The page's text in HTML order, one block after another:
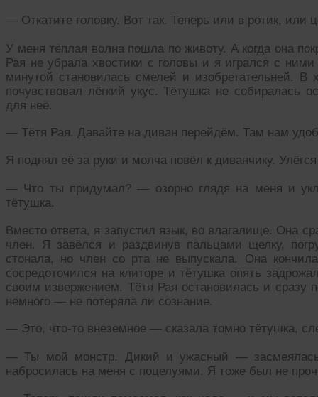
— Откатите головку. Вот так. Теперь или в ротик, или
У меня тёплая волна пошла по животу. А когда она
Рая не убрала хвостики с головы и я игрался с
минутой становилась смелей и изобретательней.
почувствовал лёгкий укус. Тётушка не собиралась
для неё.
— Тётя Рая. Давайте на диван перейдём. Там нам
Я поднял её за руки и молча повёл к диванчику.
— Что ты придумал? — озорно глядя на меня и
тётушка.
Вместо ответа, я запустил язык, во влагалище. Она
член. Я завёлся и раздвинув пальцами щелку,
стонала, но член со рта не выпускала. Она
сосредоточился на клиторе и тётушка опять
своим извержением. Тётя Рая остановилась и сразу
немного — не потеряла ли сознание.
— Это, что-то внеземное — сказала томно тётушка,
— Ты мой монстр. Дикий и ужасный —
набросилась на меня с поцелуями. Я тоже был не